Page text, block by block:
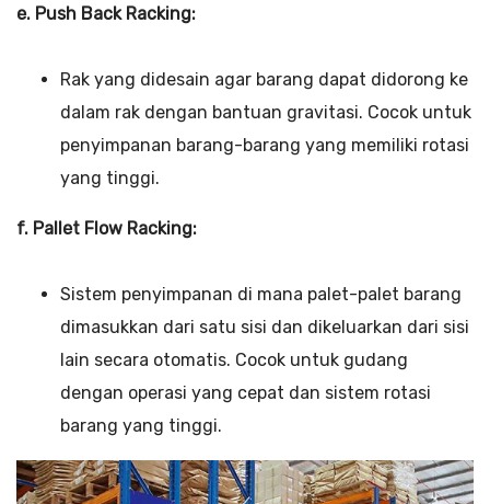
e. Push Back Racking:
Rak yang didesain agar barang dapat didorong ke
dalam rak dengan bantuan gravitasi. Cocok untuk
penyimpanan barang-barang yang memiliki rotasi
yang tinggi.
f. Pallet Flow Racking:
Sistem penyimpanan di mana palet-palet barang
dimasukkan dari satu sisi dan dikeluarkan dari sisi
lain secara otomatis. Cocok untuk gudang
dengan operasi yang cepat dan sistem rotasi
barang yang tinggi.